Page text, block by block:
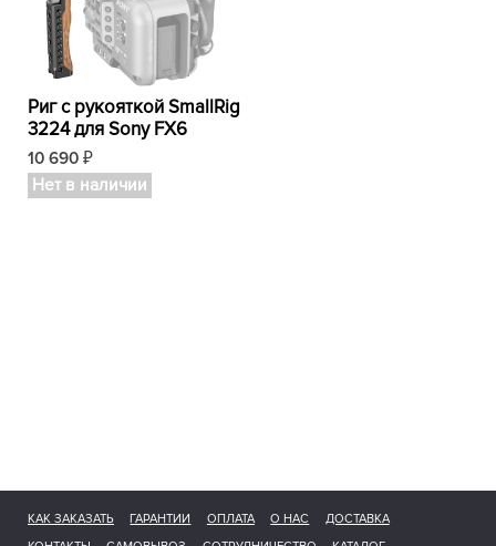
Риг с рукояткой SmallRig
3224 для Sony FX6
10 690 ₽
Нет в наличии
КАК ЗАКАЗАТЬ ГАРАНТИИ ОПЛАТА О НАС
ДОСТАВКА